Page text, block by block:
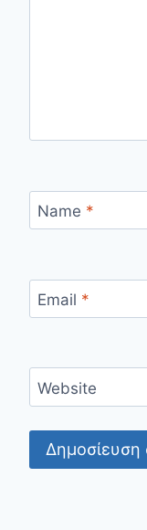
Name *
Email *
Website